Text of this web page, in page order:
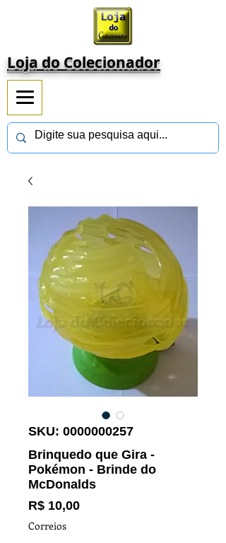
Loja do Colecionador
SKU: 0000000257
Brinquedo que Gira -
Pokémon - Brinde do
McDonalds
R$ 10,00Preço
Correios